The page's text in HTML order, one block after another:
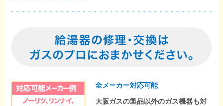
全メーカー対応可能
大阪ガスの製品以外のガス機器も対